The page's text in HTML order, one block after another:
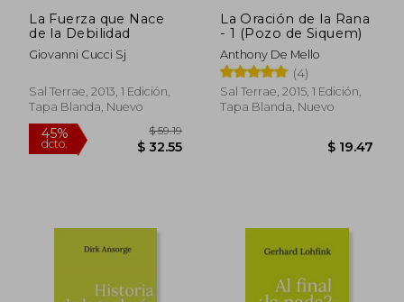
La Fuerza que Nace
de la Debilidad
Giovanni Cucci Sj
Sal Terrae, 2013, 1 Edición,
Tapa Blanda, Nuevo
La Oración de la Rana
- 1 (Pozo de Siquem)
Anthony De Mello
(4)
Sal Terrae, 2015, 1 Edición,
Tapa Blanda, Nuevo